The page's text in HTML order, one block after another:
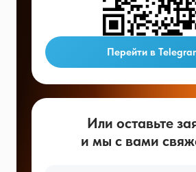
Перейти в
Или оставьте
и мы с вами